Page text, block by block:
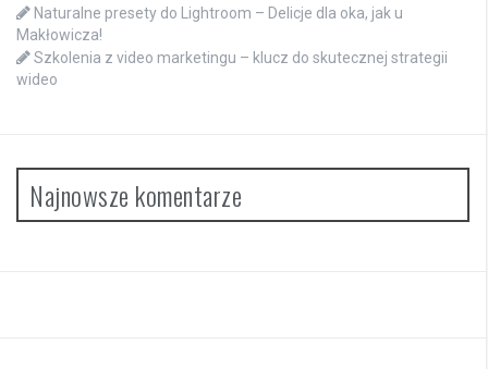
Naturalne presety do Lightroom – Delicje dla oka, jak u
Makłowicza!
Szkolenia z video marketingu – klucz do skutecznej strategii
wideo
Najnowsze komentarze